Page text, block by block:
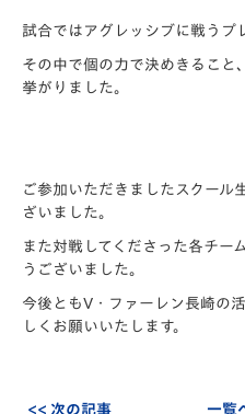
試合ではアグレッシブに戦うプ
その中で個の力で決めきること
挙がりました。
ご参加いただきましたスクール
ざいました。
また対戦してくださった各チー
うございました。
今後ともV・ファーレン長崎の
しくお願いいたします。
<< 次の記事 一覧